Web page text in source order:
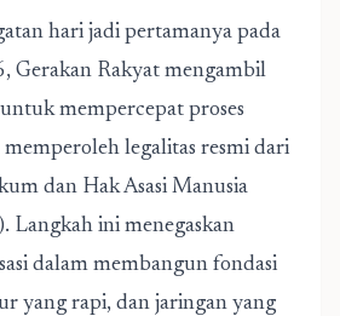
hari jadi pertamanya pada
Gerakan Rakyat mengambil
mempercepat proses
legalitas resmi dari
dan Hak Asasi Manusia
Langkah ini menegaskan
dalam membangun fondasi
yang rapi, dan jaringan yang